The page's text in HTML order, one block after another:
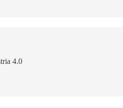
4.0